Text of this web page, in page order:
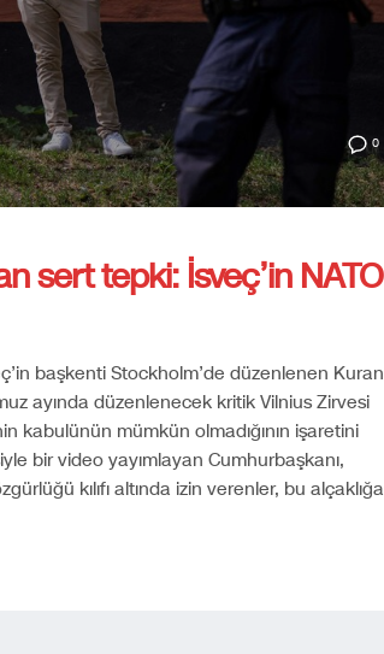
0
sert tepki: İsveç’in NATO
başkenti Stockholm’de düzenlenen Kuran
ayında düzenlenecek kritik Vilnius Zirvesi
kabulünün mümkün olmadığının işaretini
bir video yayımlayan Cumhurbaşkanı,
kılıfı altında izin verenler, bu alçaklığa